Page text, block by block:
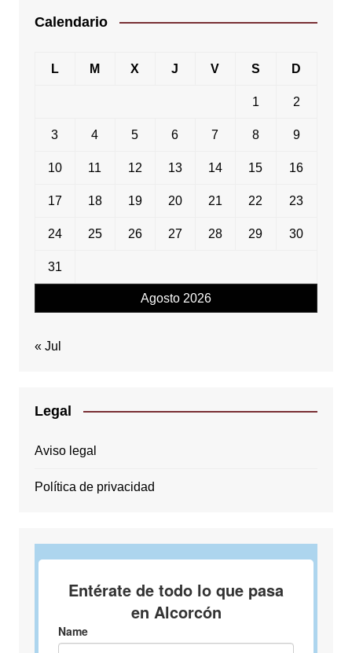
Calendario
Agosto 2026
L M X J V S D
1 2
3 4 5 6 7 8 9
10 11 12 13 14 15 16
17 18 19 20 21 22 23
24 25 26 27 28 29 30
31
« Jul
Legal
Aviso legal
Política de privacidad